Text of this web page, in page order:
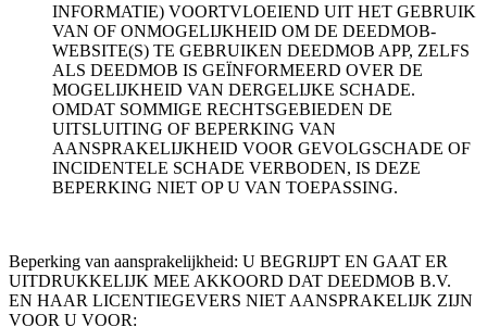
INFORMATIE) VOORTVLOEIEND UIT HET GEBRUIK
VAN OF ONMOGELIJKHEID OM DE DEEDMOB-
WEBSITE(S) TE GEBRUIKEN DEEDMOB APP, ZELFS
ALS DEEDMOB IS GEÏNFORMEERD OVER DE
MOGELIJKHEID VAN DERGELIJKE SCHADE.
OMDAT SOMMIGE RECHTSGEBIEDEN DE
UITSLUITING OF BEPERKING VAN
AANSPRAKELIJKHEID VOOR GEVOLGSCHADE OF
INCIDENTELE SCHADE VERBODEN, IS DEZE
BEPERKING NIET OP U VAN TOEPASSING.
Beperking van aansprakelijkheid: U BEGRIJPT EN GAAT ER
UITDRUKKELIJK MEE AKKOORD DAT DEEDMOB B.V.
EN HAAR LICENTIEGEVERS NIET AANSPRAKELIJK ZIJN
VOOR U VOOR: